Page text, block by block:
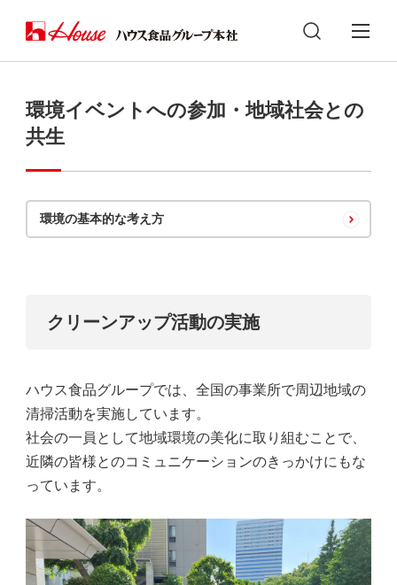
環境イベントへの参加・地域社会との
共生
環境の基本的な考え方
クリーンアップ活動の実施
ハウス食品グループでは、全国の事業所で周辺地域の
清掃活動を実施しています。
社会の一員として地域環境の美化に取り組むことで、
近隣の皆様とのコミュニケーションのきっかけにもな
っています。